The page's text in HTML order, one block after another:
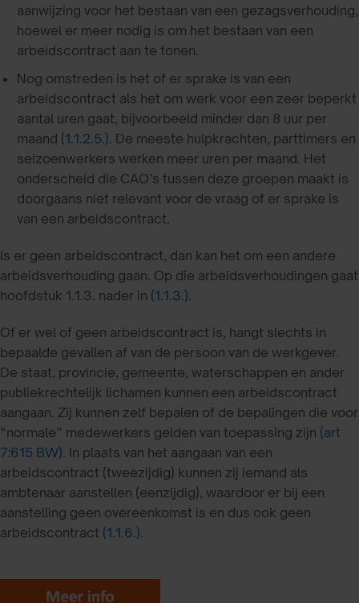
aanwijzing voor het bestaan van een gezagsverhouding,
hoewel er meer nodig is om het bestaan van een
arbeidscontract aan te tonen.
Nog omstreden is het of er sprake is van een
arbeidscontract als het om werk voor een zeer beperkt
aantal uren gaat, bijvoorbeeld minder dan 8 uur per
maand (1.1.2.5.). De meeste hulpkrachten, parttimers en
seizoenwerkers werken meer uren per maand. Het
onderscheid die CAO’s tussen deze groepen maakt is
doorgaans niet relevant voor de vraag of er sprake is
van een arbeidscontract.
Is er geen arbeidscontract, dan kan het om een andere
arbeidsverhouding gaan. Op die arbeidsverhoudingen gaat
hoofdstuk 1.1.3. nader in (1.1.3.).
Of er wel of geen arbeidscontract is, hangt slechts in
bepaalde gevallen af van de persoon van de werkgever.
De staat, provincie, gemeente, waterschappen en ander
publiekrechtelijk lichamen kunnen een arbeidscontract
aangaan. Zij kunnen zelf bepalen of de bepalingen die voor
“normale” medewerkers gelden van toepassing zijn (art
7:615 BW). In plaats van het aangaan van een
arbeidscontract (tweezijdig) kunnen zij iemand als
ambtenaar aanstellen (eenzijdig), waardoor er bij een
aanstelling geen overeenkomst is en dus ook geen
arbeidscontract (1.1.6.).